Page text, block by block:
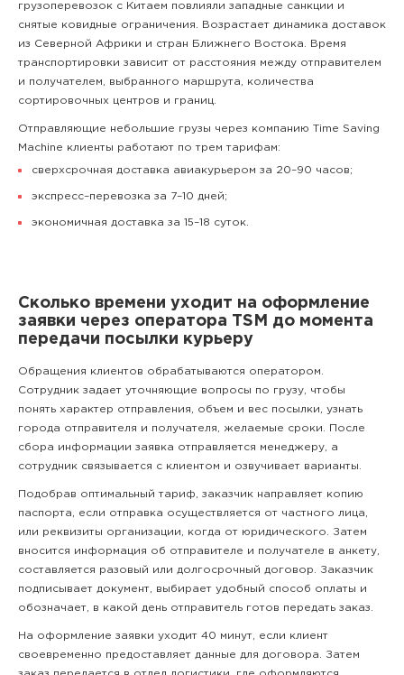
грузоперевозок с Китаем повлияли западные санкции и
снятые ковидные ограничения. Возрастает динамика доставок
из Северной Африки и стран Ближнего Востока. Время
транспортировки зависит от расстояния между отправителем
и получателем, выбранного маршрута, количества
сортировочных центров и границ.
Отправляющие небольшие грузы через компанию Time Saving
Machine клиенты работают по трем тарифам:
сверхсрочная доставка авиакурьером за 20–90 часов;
экспресс–перевозка за 7–10 дней;
экономичная доставка за 15–18 суток.
Сколько времени уходит на оформление
заявки через оператора TSM до момента
передачи посылки курьеру
Обращения клиентов обрабатываются оператором.
Сотрудник задает уточняющие вопросы по грузу, чтобы
понять характер отправления, объем и вес посылки, узнать
города отправителя и получателя, желаемые сроки. После
сбора информации заявка отправляется менеджеру, а
сотрудник связывается с клиентом и озвучивает варианты.
Подобрав оптимальный тариф, заказчик направляет копию
паспорта, если отправка осуществляется от частного лица,
или реквизиты организации, когда от юридического. Затем
вносится информация об отправителе и получателе в анкету,
составляется разовый или долгосрочный договор. Заказчик
подписывает документ, выбирает удобный способ оплаты и
обозначает, в какой день отправитель готов передать заказ.
На оформление заявки уходит 40 минут, если клиент
своевременно предоставляет данные для договора. Затем